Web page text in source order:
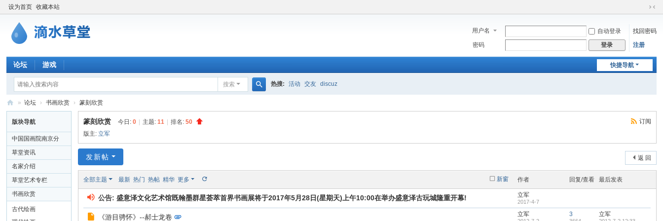
设为首页 收藏本站
切
到
用户名 自动登录
找回密码
密码
登录 注册
快捷导航
论坛 游戏
搜索
索
热搜: 活动 交友 discuz
水
草
堂
书
画
网
» 论坛 › 书画欣赏 › 篆刻欣赏
版块导航
中国国画院南京分
院
草堂资讯
名家介绍
草堂艺术专栏
书画欣赏
古代绘画
订阅
篆刻欣赏 今日:0 主题:11 排名:50
版主:立军
返 回
发新帖
新窗
全部主题 最新 热门 热帖 精华 更多 作者 回复/查看 最后发表
公告:盛意泽文化艺术馆既翰墨群星荟萃首界书画展将于2017年5月28日(星期天)上午10:00在举办盛意泽古玩城隆重开幕! 立军
2017-4-7
《游目骋怀》--郝士龙卷 立军 3 立军